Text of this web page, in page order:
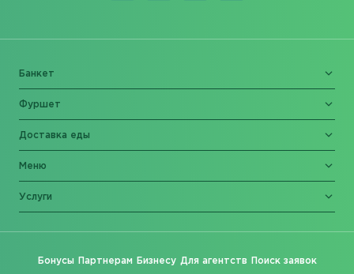
Банкет
Фуршет
Доставка еды
Меню
Услуги
Бонусы Партнерам Бизнесу Для агентств Поиск заявок